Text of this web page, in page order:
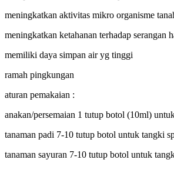
meningkatkan aktivitas mikro organisme
meningkatkan ketahanan terhadap serangan
memiliki daya simpan air yg tinggi
ramah pingkungan
aturan pemakaian :
anakan/persemaian 1 tutup botol (10ml)
tanaman padi 7-10 tutup botol untuk tangki
tanaman sayuran 7-10 tutup botol untuk